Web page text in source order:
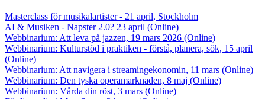
Masterclass för musikalartister - 21 april, Stockholm
AI & Musiken - Napster 2.0? 23 april (Online)
Webbinarium: Att leva på jazzen, 19 mars 2026 (Online)
Webbinarium: Kulturstöd i praktiken - förstå, planera, sök, 15 april
(Online)
Webbinarium: Att navigera i streamingekonomin, 11 mars (Online)
Webbinarium: Den tyska operamarknaden, 8 maj (Online)
Webbinarium: Vårda din röst, 3 mars (Online)